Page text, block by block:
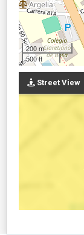
200 m
500 ft
Street View